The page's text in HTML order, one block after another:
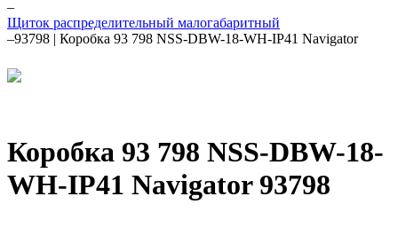
–
Щиток распределительный малогабаритный
–93798 | Коробка 93 798 NSS-DBW-18-WH-IP41 Navigator
Коробка 93 798 NSS-DBW-18-
WH-IP41 Navigator 93798